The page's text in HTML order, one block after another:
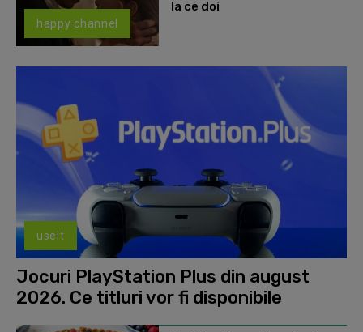
happy channel
la ce doi
useit
Jocuri PlayStation Plus din august
2026. Ce titluri vor fi disponibile